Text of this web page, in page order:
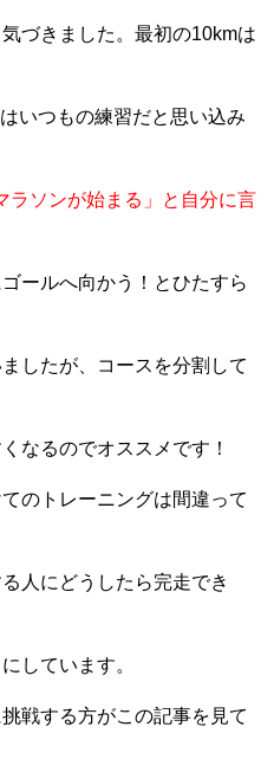
づきました。最初の10kmは
いつもの練習だと思い込み
ラソンが始まる」と自分に言
ールへ向かう！とひたすら
したが、コースを分割して
なるのでオススメです！
のトレーニングは間違って
人にどうしたら完走でき
しています。
戦する方がこの記事を見て